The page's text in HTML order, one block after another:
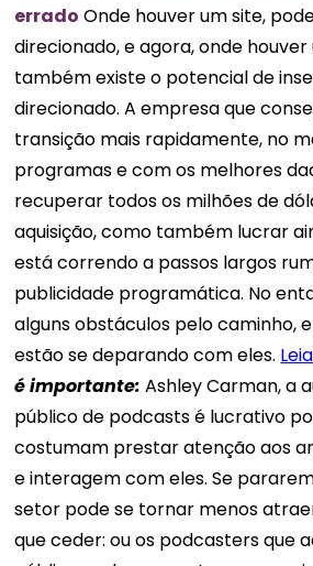
errado Onde houver um site,
direcionado, e agora, onde
também existe o potencial de
direcionado. A empresa que
transição mais rapidamente, no
programas e com os melhores
recuperar todos os milhões de
aquisição, como também lucrar
está correndo a passos largos
publicidade programática. No
alguns obstáculos pelo caminho,
estão se deparando com eles.
éimportante: Ashley Carman, a
público de podcasts é lucrativo
costumam prestar atenção aos
e interagem com eles. Se
setor pode se tornar menos
que ceder: ou os podcasters que